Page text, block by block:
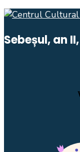
Sebeșul, an